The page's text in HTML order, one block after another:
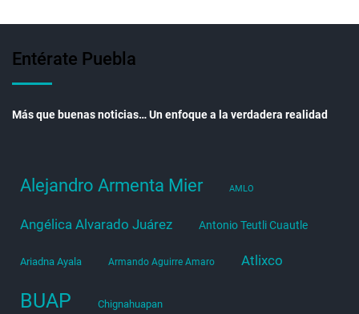
Entérate Puebla
Más que buenas noticias… Un enfoque a la verdadera realidad
Alejandro Armenta Mier AMLO
Angélica Alvarado Juárez Antonio Teutli Cuautle
Ariadna Ayala Armando Aguirre Amaro Atlixco
BUAP Chignahuapan